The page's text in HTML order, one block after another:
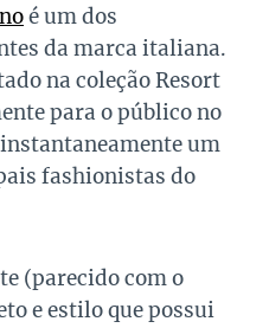
é um dos
da marca italiana.
na coleção Resort
para o público no
um
fashionistas do
(parecido com o
e estilo que possui